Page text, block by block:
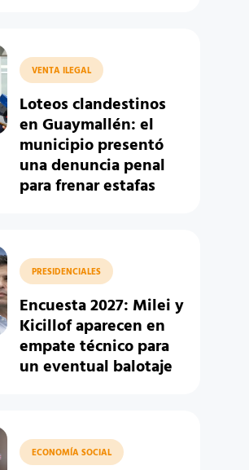
VENTA ILEGAL
Loteos clandestinos
en Guaymallén: el
municipio presentó
una denuncia penal
para frenar estafas
PRESIDENCIALES
Encuesta 2027: Milei y
Kicillof aparecen en
empate técnico para
un eventual balotaje
ECONOMÍA SOCIAL